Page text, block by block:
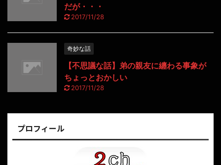
だが・・・
2017/11/28
奇妙な話
【不思議な話】弟の親友に纏わる事象が
ちょっとおかしい
2017/11/28
プロフィール